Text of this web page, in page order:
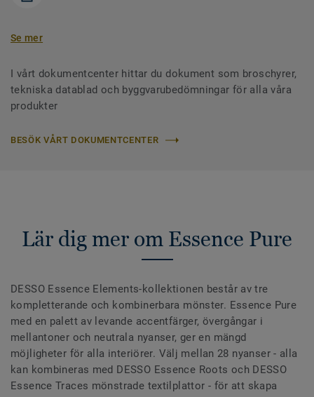
Se mer
I vårt dokumentcenter hittar du dokument som broschyrer,
tekniska datablad och byggvarubedömningar för alla våra
produkter
BESÖK VÅRT DOKUMENTCENTER
Lär dig mer om Essence Pure
DESSO Essence Elements-kollektionen består av tre
kompletterande och kombinerbara mönster. Essence Pure
med en palett av levande accentfärger, övergångar i
mellantoner och neutrala nyanser, ger en mängd
möjligheter för alla interiörer. Välj mellan 28 nyanser - alla
kan kombineras med DESSO Essence Roots och DESSO
Essence Traces mönstrade textilplattor - för att skapa